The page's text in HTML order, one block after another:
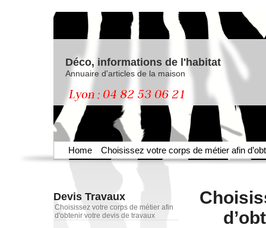
Déco, informations de l'habitat
Annuaire d'articles de la maison
Home Choisissez votre corps de métier afin
Devis Travaux
Choisissez votre corps de métier afin
d'obtenir votre devis de travaux